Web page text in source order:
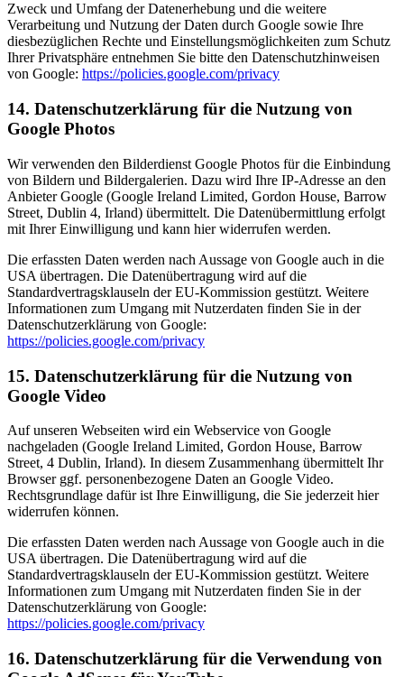
Zweck und Umfang der Datenerhebung und die weitere
Verarbeitung und Nutzung der Daten durch Google sowie Ihre
diesbezüglichen Rechte und Einstellungsmöglichkeiten zum Schutz
Ihrer Privatsphäre entnehmen Sie bitte den Datenschutzhinweisen
von Google: https://policies.google.com/privacy
14. Datenschutzerklärung für die Nutzung von
Google Photos
Wir verwenden den Bilderdienst Google Photos für die Einbindung
von Bildern und Bildergalerien. Dazu wird Ihre IP-Adresse an den
Anbieter Google (Google Ireland Limited, Gordon House, Barrow
Street, Dublin 4, Irland) übermittelt. Die Datenübermittlung erfolgt
mit Ihrer Einwilligung und kann hier widerrufen werden.
Die erfassten Daten werden nach Aussage von Google auch in die
USA übertragen. Die Datenübertragung wird auf die
Standardvertragsklauseln der EU-Kommission gestützt. Weitere
Informationen zum Umgang mit Nutzerdaten finden Sie in der
Datenschutzerklärung von Google:
https://policies.google.com/privacy
15. Datenschutzerklärung für die Nutzung von
Google Video
Auf unseren Webseiten wird ein Webservice von Google
nachgeladen (Google Ireland Limited, Gordon House, Barrow
Street, 4 Dublin, Irland). In diesem Zusammenhang übermittelt Ihr
Browser ggf. personenbezogene Daten an Google Video.
Rechtsgrundlage dafür ist Ihre Einwilligung, die Sie jederzeit hier
widerrufen können.
Die erfassten Daten werden nach Aussage von Google auch in die
USA übertragen. Die Datenübertragung wird auf die
Standardvertragsklauseln der EU-Kommission gestützt. Weitere
Informationen zum Umgang mit Nutzerdaten finden Sie in der
Datenschutzerklärung von Google:
https://policies.google.com/privacy
16. Datenschutzerklärung für die Verwendung von